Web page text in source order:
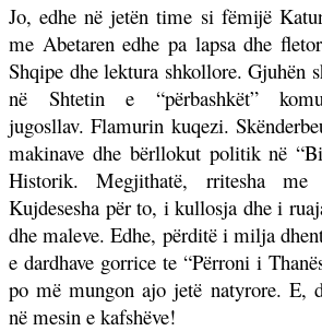
Jo, edhe në jetën time si fëmijë
me Abetaren edhe pa lapsa dhe
Shqipe dhe lektura shkollore. Gjuhën
në Shtetin e “përbashkët”
jugosllav. Flamurin kuqezi.
makinave dhe bërllokut politik në
Historik. Megjithatë, rritesha me
Kujdesesha për to, i kullosja dhe i
dhe maleve. Edhe, përditë i milja
e dardhave gorrice te “Përroni i
po më mungon ajo jetë natyrore. E,
në mesin e kafshëve!